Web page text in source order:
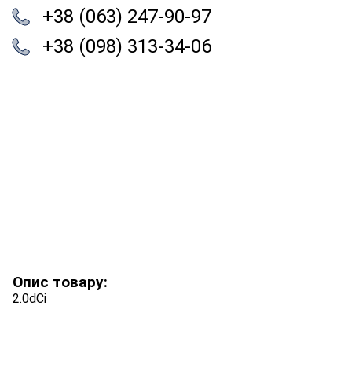
+38 (063) 247-90-97
+38 (098) 313-34-06
Опис товару:
2.0dCi